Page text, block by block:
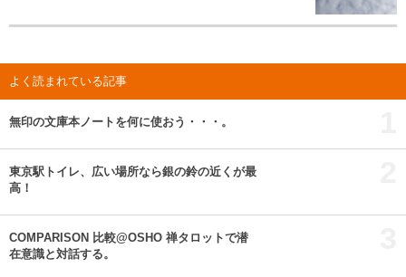
よく読まれている記事
無印の文庫本ノートを何に使おう・・・。
東京駅トイレ、広い場所なら銀の鈴の近くが最
高！
COMPARISON 比較@OSHO 禅タロットで潜
在意識と対話する。